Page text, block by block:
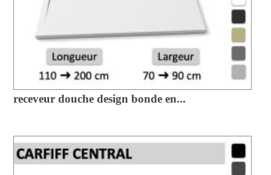
receveur douche design bonde en...